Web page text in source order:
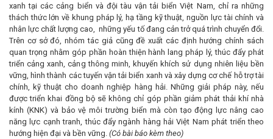
xanh tại các cảng biển và đội tàu vận tải biển Việt Nam, chỉ ra những
thách thức lớn về khung pháp lý, hạ tầng kỹ thuật, nguồn lực tài chính và
nhân lực chất lượng cao, những yếu tố đang cản trở quá trình chuyển đổi.
Trên cơ sở đó, nhóm tác giả cũng đề xuất các định hướng chính sách
quan trọng nhằm góp phần hoàn thiện hành lang pháp lý, thúc đẩy phát
triển cảng xanh, cảng thông minh, khuyến khích sử dụng nhiên liệu bền
vững, hình thành các tuyến vận tải biển xanh và xây dựng cơ chế hỗ trợ tài
chính, kỹ thuật cho doanh nghiệp hàng hải. Những giải pháp này, nếu
được triển khai đồng bộ sẽ không chỉ góp phần giảm phát thải khí nhà
kính (KNK) và bảo vệ môi trường biển mà còn tạo động lực nâng cao
năng lực cạnh tranh, thúc đẩy ngành hàng hải Việt Nam phát triển theo
hướng hiện đại và bền vững. (Có bài báo kèm theo)